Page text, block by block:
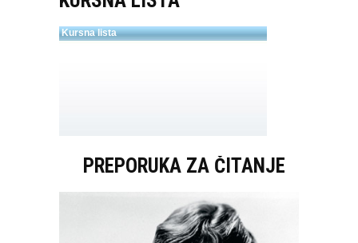
PREPORUKA ZA ČITANJE